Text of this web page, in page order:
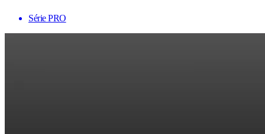
Série PRO